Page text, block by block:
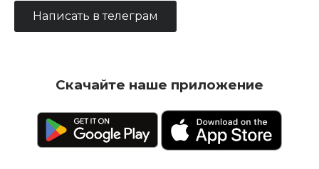
Написать в телеграм
Скачайте наше приложение